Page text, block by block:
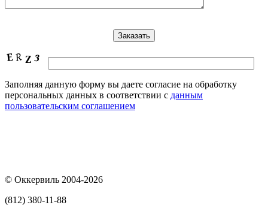
Заполняя данную форму вы даете согласие на обработку
персональных данных в соответствии с данным
пользовательским соглашением
© Оккервиль 2004-2026
(812) 380-11-88